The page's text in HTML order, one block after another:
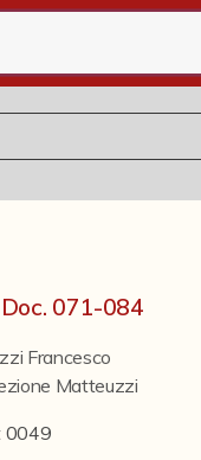
071-084
Francesco
Matteuzzi
0049